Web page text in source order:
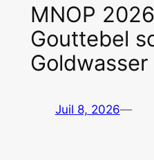
MNOP
Gouttebel
Goldwasser
Juil 8, 2026—